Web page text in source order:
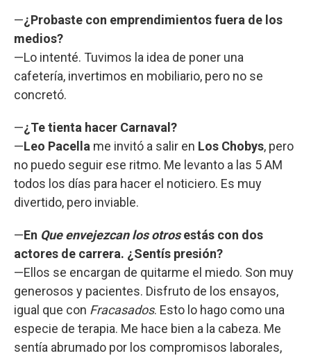
—¿Probaste con emprendimientos fuera de los
medios?
—Lo intenté. Tuvimos la idea de poner una
cafetería, invertimos en mobiliario, pero no se
concretó.
—¿Te tienta hacer Carnaval?
—Leo Pacella me invitó a salir en Los Chobys, pero
no puedo seguir ese ritmo. Me levanto a las 5 AM
todos los días para hacer el noticiero. Es muy
divertido, pero inviable.
—En Que envejezcan los otrosestás con dos
actores de carrera. ¿Sentís presión?
—Ellos se encargan de quitarme el miedo. Son muy
generosos y pacientes. Disfruto de los ensayos,
igual que con Fracasados. Esto lo hago como una
especie de terapia. Me hace bien a la cabeza. Me
sentía abrumado por los compromisos laborales,